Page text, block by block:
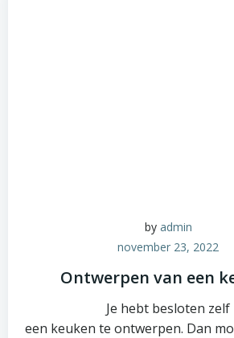
by admin
november 23, 2022
Ontwerpen van een
Je hebt besloten zelf
een keuken te ontwerpen. Dan